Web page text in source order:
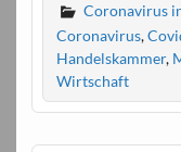
Coronavirus
Coronavirus,
Handelskammer,
Wirtschaft